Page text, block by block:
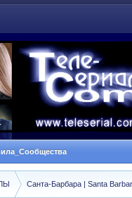
Санта-Барбара | Santa